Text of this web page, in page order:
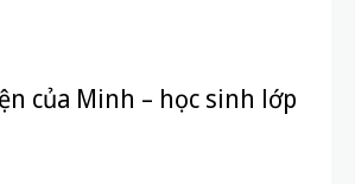
của Minh – học sinh lớp